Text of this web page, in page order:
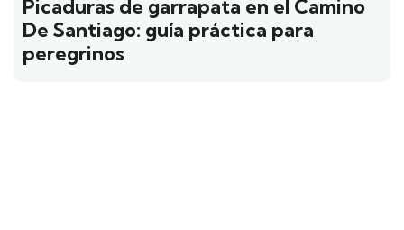
Picaduras de garrapata en el Camino
De Santiago: guía práctica para
peregrinos